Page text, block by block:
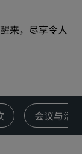
来，尽享令人
会议与活动